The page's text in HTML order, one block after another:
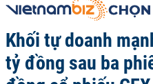
Khối tự doanh
tỷ đồng sau ba